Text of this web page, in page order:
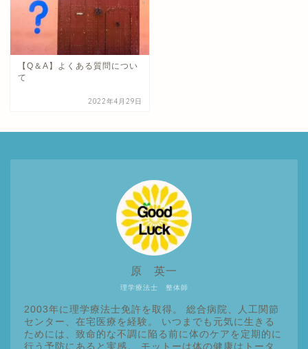
【Q＆A】よくある質問につい
て
2022年4月29日
理学療法士 整体師
原 英一
2003年に理学療法士免許を取得。 総合病院、人工関節
センター、在宅医療を経験。 いつまでも元気に生きる
ためには、致命的な不調に陥る前に体のケアを定期的に
行う予防にあると実感。 モットーは体の健康はトータ